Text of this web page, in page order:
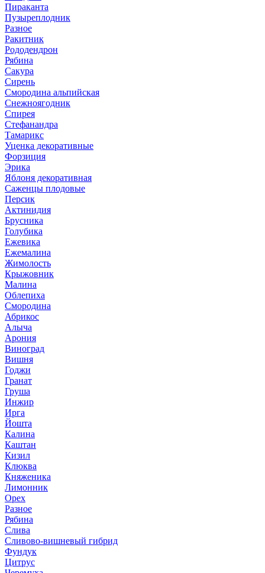
Пираканта
Пузыреплодник
Разное
Ракитник
Рододендрон
Рябина
Сакура
Сирень
Смородина альпийская
Снежноягодник
Спирея
Стефанандра
Тамарикс
Уценка декоративные
Форзиция
Эрика
Яблоня декоративная
Саженцы плодовые
Персик
Актинидия
Брусника
Голубика
Ежевика
Ежемалина
Жимолость
Крыжовник
Малина
Облепиха
Смородина
Абрикос
Алыча
Арония
Виноград
Вишня
Годжи
Гранат
Груша
Инжир
Ирга
Йошта
Калина
Каштан
Кизил
Клюква
Княженика
Лимонник
Орех
Разное
Рябина
Слива
Сливово-вишневый гибрид
Фундук
Цитрус